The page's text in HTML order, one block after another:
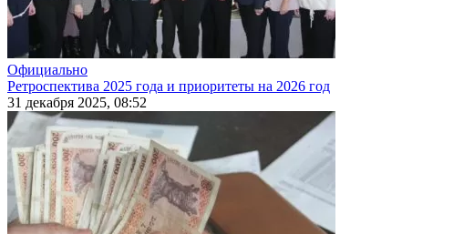
Официально
Ретроспектива 2025 года и приоритеты на 2026 год
31 декабря 2025, 08:52